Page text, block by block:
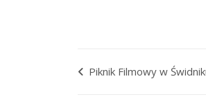
Piknik Filmowy w